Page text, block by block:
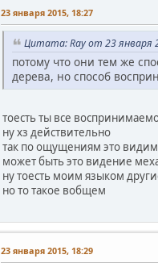
23 января 2015, 18:27
Цитата: Ray от 23 января
потому что они тем же
дерева, но способ
тоесть ты все
ну хз действительно
так по ощущениям это
может быть это видение
ну тоесть моим языком
но то такое вобщем
23 января 2015, 18:29